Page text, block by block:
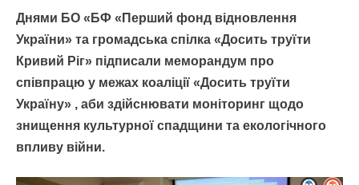
Днями БО «БФ «Перший фонд відновлення
України» та громадська спілка «Досить труїти
Кривий Ріг» підписали меморандум про
співпрацю у межах коаліції «Досить труїти
Україну» , аби здійснювати моніторинг щодо
знищення культурної спадщини та екологічного
впливу війни.